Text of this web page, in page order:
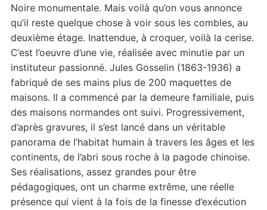
Noire monumentale. Mais voilà qu’on vous annonce
qu’il reste quelque chose à voir sous les combles, au
deuxième étage. Inattendue, à croquer, voilà la cerise.
C’est l’oeuvre d’une vie, réalisée avec minutie par un
instituteur passionné. Jules Gosselin (1863-1936) a
fabriqué de ses mains plus de 200 maquettes de
maisons. Il a commencé par la demeure familiale, puis
des maisons normandes ont suivi. Progressivement,
d’après gravures, il s’est lancé dans un véritable
panorama de l’habitat humain à travers les âges et les
continents, de l’abri sous roche à la pagode chinoise.
Ses réalisations, assez grandes pour être
pédagogiques, ont un charme extrême, une réelle
présence qui vient à la fois de la finesse d’exécution